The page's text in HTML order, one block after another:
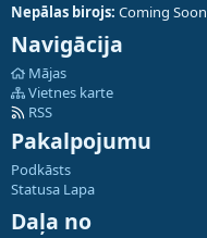
Nepālas birojs: Coming Soon
Navigācija
Mājas
Vietnes karte
RSS
Pakalpojumu
Podkāsts
Statusa Lapa
Daļa no